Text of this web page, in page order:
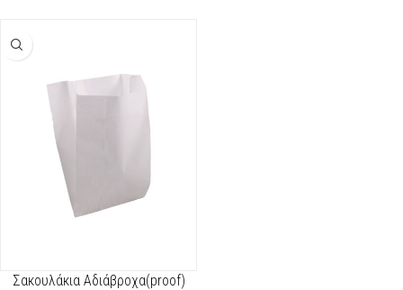
Σακουλάκια Αδιάβροχα(proof)